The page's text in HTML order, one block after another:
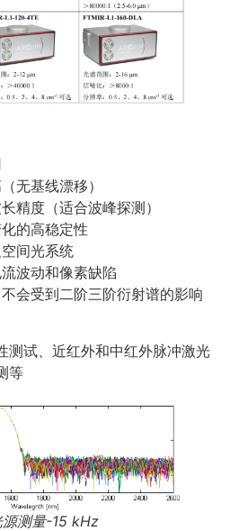
无基线漂移）
精度（适合波峰探测）
的高稳定性
间光系统
波动和像素缺陷
会受到二阶三阶衍射谱的影响
测试、近红外和中红外脉冲激光
等
源测量-15 kHz